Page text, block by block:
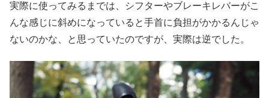
実際に使ってみるまでは、シフターやブレーキレバーがこ
んな感じに斜めになっていると手首に負担がかかるんじゃ
ないのかな、と思っていたのですが、実際は逆でした。